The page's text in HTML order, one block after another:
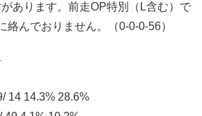
あります。前走OP特別（L含む）で
絡んでおりません。（0-0-0-56）
14 14.3% 28.6%